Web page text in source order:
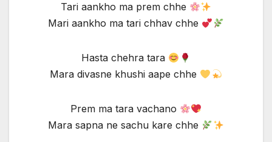
Tari aankho ma prem chhe
Mari aankho ma tari chhav chhe
Hasta chehra tara
Mara divasne khushi aape chhe
Prem ma tara vachano
Mara sapna ne sachu kare chhe